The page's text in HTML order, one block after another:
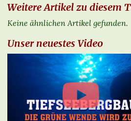
Weitere Artikel zu diesem
Keine ähnlichen Artikel gefunden.
Unser neuestes Video